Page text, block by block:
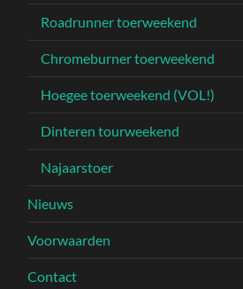
Roadrunner toerweekend
Chromeburner toerweekend
Hoegee toerweekend (VOL!)
Dinteren tourweekend
Najaarstoer
Nieuws
Voorwaarden
Contact